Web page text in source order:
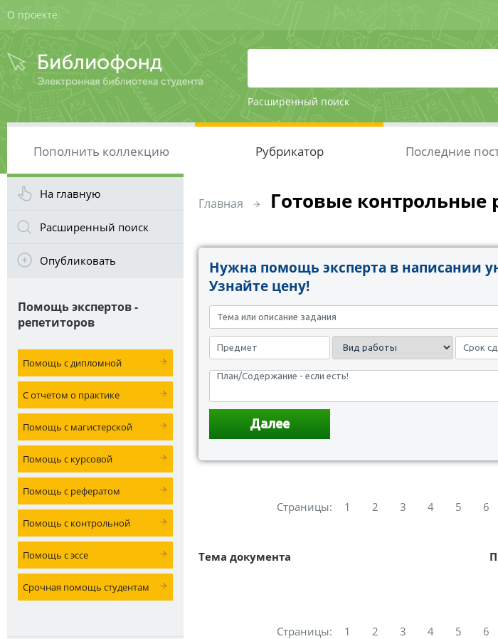
О проекте
Расширенный поиск
Пополнить коллекцию Рубрикатор Последние
На главную
Расширенный поиск
Опубликовать
Помощь экспертов -
репетиторов
Помощь с дипломной
С отчетом о практике
Помощь с магистерской
Помощь с курсовой
Помощь с рефератом
Помощь с контрольной
Помощь с эссе
Срочная помощь студентам
Главная Готовые контрольные
Нужна помощь эксперта в написании
Узнайте цену!
Страницы: 1 2 3 4 5 6
Тема документа
Страницы: 1 2 3 4 5 6